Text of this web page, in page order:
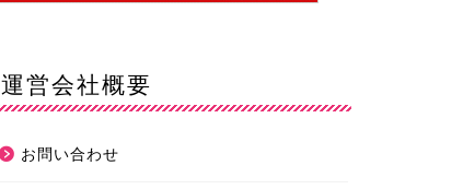
運営会社概要
お問い合わせ